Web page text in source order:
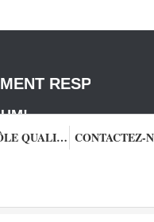
!
CONTRÔLE QUALITÉ CONTACTEZ-